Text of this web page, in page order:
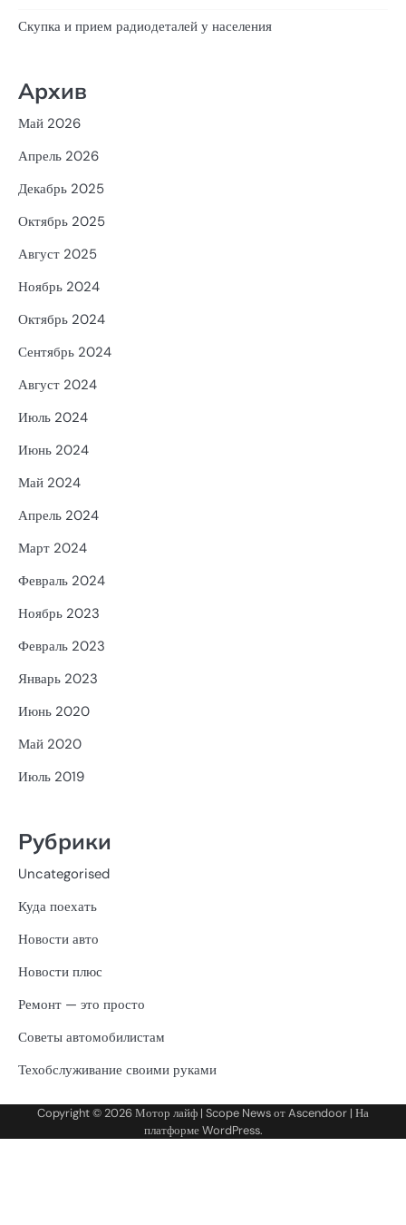
Скупка и прием радиодеталей у населения
Архив
Май 2026
Апрель 2026
Декабрь 2025
Октябрь 2025
Август 2025
Ноябрь 2024
Октябрь 2024
Сентябрь 2024
Август 2024
Июль 2024
Июнь 2024
Май 2024
Апрель 2024
Март 2024
Февраль 2024
Ноябрь 2023
Февраль 2023
Январь 2023
Июнь 2020
Май 2020
Июль 2019
Рубрики
Uncategorised
Куда поехать
Новости авто
Новости плюс
Ремонт — это просто
Советы автомобилистам
Техобслуживание своими руками
Copyright © 2026Мотор лайф | Scope News отAscendoor | На
платформеWordPress.